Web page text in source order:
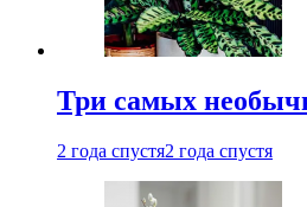
Три самых
2 года спустя2 года спустя